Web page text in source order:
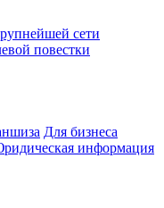
сети
повестки
Для бизнеса
информация